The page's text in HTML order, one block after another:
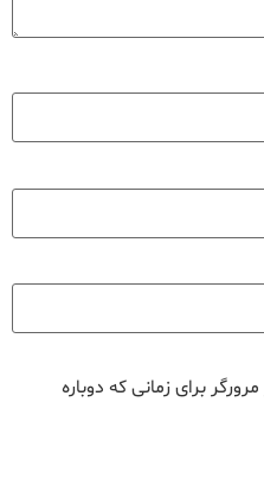
برای زمانی که دوباره